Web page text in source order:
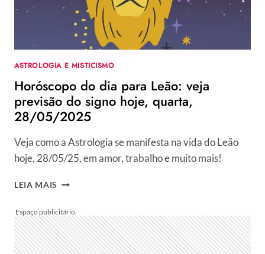
QUARTA,
28/05/2025
ASTROLOGIA E MISTICISMO
Horóscopo do dia para Leão: veja
previsão do signo hoje, quarta,
28/05/2025
Veja como a Astrologia se manifesta na vida do Leão
hoje, 28/05/25, em amor, trabalho e muito mais!
LEIA MAIS HORÓSCOPO
PARA
LEÃO:
VEJA